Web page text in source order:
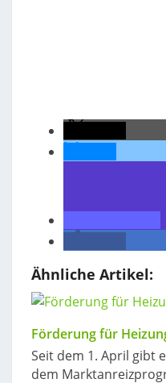
Ähnliche Artikel:
Förderung für
Seit dem 1. April gibt
dem